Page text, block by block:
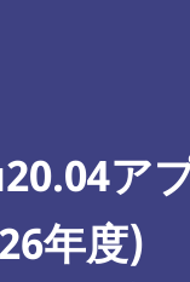
ア
年度)